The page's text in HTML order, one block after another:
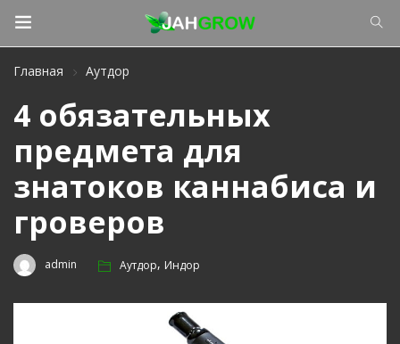
Главная Аутдор
4 обязательных
предмета для
знатоков каннабиса и
гроверов
admin Аутдор, Индор